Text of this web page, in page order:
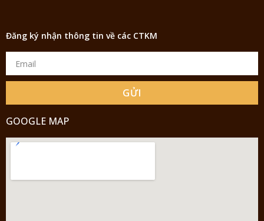
Đăng ký nhận thông tin về các CTKM
GỬI
GOOGLE MAP